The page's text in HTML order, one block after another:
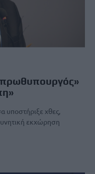
υποστήριξε χθες,
εκχώρηση